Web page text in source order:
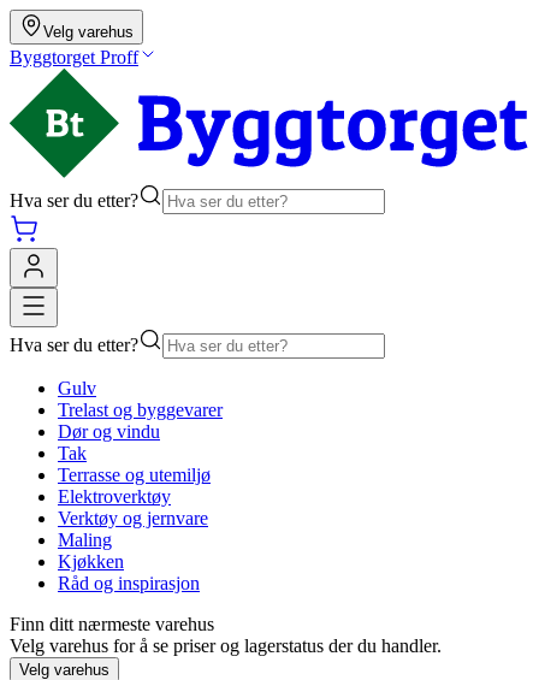
Velg varehus
Byggtorget Proff
Hva ser du etter?
Hva ser du etter?
Gulv
Trelast og byggevarer
Dør og vindu
Tak
Terrasse og utemiljø
Elektroverktøy
Verktøy og jernvare
Maling
Kjøkken
Råd og inspirasjon
Finn ditt nærmeste varehus
Velg varehus for å se priser og lagerstatus der du handler.
Velg varehus